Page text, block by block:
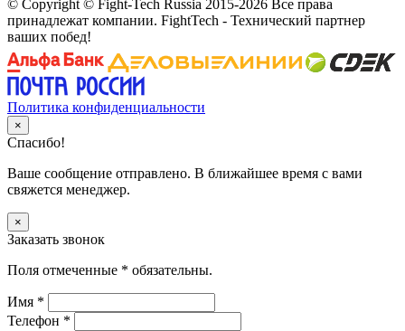
© Copyright © Fight-Tech Russia 2015-2026 Все права
принадлежат компании. FightTech - Технический партнер
ваших побед!
Политика конфиденциальности
×
Спасибо!
Ваше сообщение отправлено. В ближайшее время с вами
свяжется менеджер.
×
Заказать звонок
Поля отмеченные * обязательны.
Имя *
Телефон *